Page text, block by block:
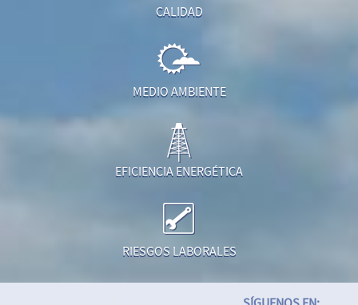
CALIDAD
MEDIO AMBIENTE
EFICIENCIA ENERGÉTICA
RIESGOS LABORALES